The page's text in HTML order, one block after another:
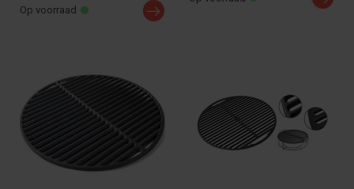
Op voorraad